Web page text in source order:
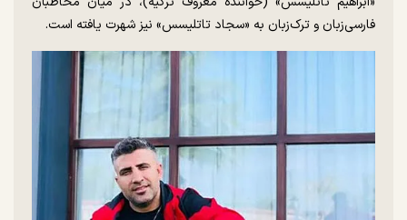
فارسی‌زبان و ترک‌زبان به «سجاد تاتلیسس» نیز شهرت یافته است.